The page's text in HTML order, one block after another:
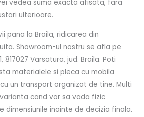
vedea suma exacta afisata, fara
ulterioare.
pana la Braila, ridicarea din
Showroom-ul nostru se afla pe
817027 Varsatura, jud. Braila. Poti
materialele si pleca cu mobila
un transport organizat de tine. Multi
cand vor sa vada fizic
dimensiunile inainte de decizia finala.